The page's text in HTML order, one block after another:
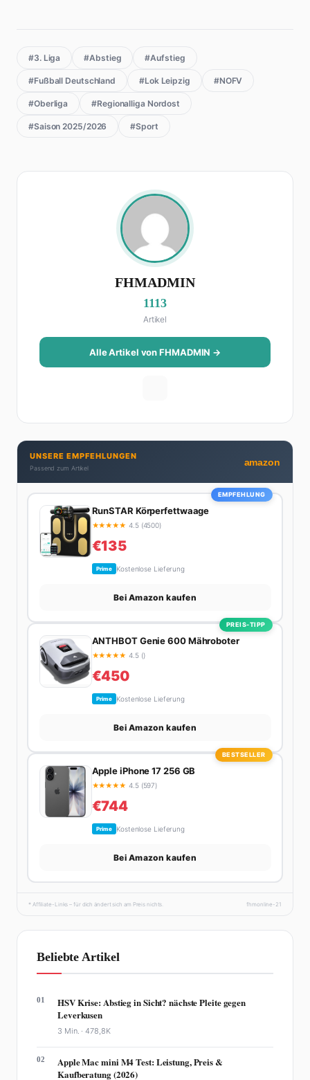
#3. Liga #Abstieg #Aufstieg
#Fußball Deutschland #Lok Leipzig #NOFV
#Oberliga #Regionalliga Nordost
#Saison 2025/2026 #Sport
FHMADMIN
1113
Artikel
Alle Artikel von FHMADMIN →
UNSERE EMPFEHLUNGEN
Passend zum Artikel
amazon
EMPFEHLUNG
RunSTAR Körperfettwaage
★★★★★ 4.5 (4500)
€135
Prime Kostenlose Lieferung
Bei Amazon kaufen
PREIS-TIPP
ANTHBOT Genie 600 Mähroboter
★★★★★ 4.5 ()
€450
Prime Kostenlose Lieferung
Bei Amazon kaufen
BESTSELLER
Apple iPhone 17 256 GB
★★★★★ 4.5 (597)
€744
Prime Kostenlose Lieferung
Bei Amazon kaufen
* Affiliate-Links – für dich ändert sich am Preis nichts. fhmonline-21
Beliebte Artikel
01
HSV Krise: Abstieg in Sicht? nächste Pleite gegen
Leverkusen
3 Min. ·478,8K
02
Apple Mac mini M4 Test: Leistung, Preis &
Kaufberatung (2026)